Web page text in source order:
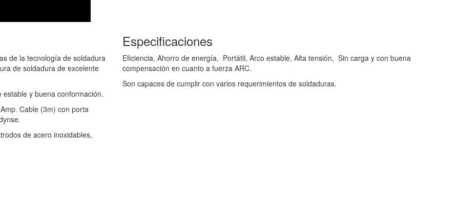
de la tecnología de soldadura
de soldadura de excelente
y buena conformación.
Cable (3m) con porta
de acero inoxidables,
Especificaciones
Eficiencia, Ahorro de energía, Portátil, Arco estable, Alta tensión, Sin carga y con buena
compensación en cuanto a fuerza ARC.
Son capaces de cumplir con varios requerimientos de soldaduras.